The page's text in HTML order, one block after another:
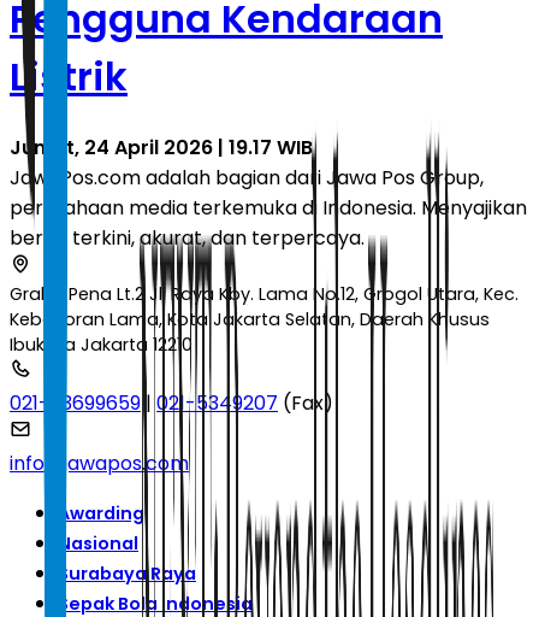
Pengguna Kendaraan
Listrik
Jumat, 24 April 2026 | 19.17 WIB
JawaPos.com adalah bagian dari Jawa Pos Group,
perusahaan media terkemuka di Indonesia. Menyajikan
berita terkini, akurat, dan terpercaya.
Graha Pena Lt.2 Jl. Raya Kby. Lama No.12, Grogol Utara, Kec.
Kebayoran Lama, Kota Jakarta Selatan, Daerah Khusus
Ibukota Jakarta 12210
021-53699659 | 021-5349207 (Fax)
info@jawapos.com
Awarding
Nasional
Surabaya Raya
Sepak Bola Indonesia